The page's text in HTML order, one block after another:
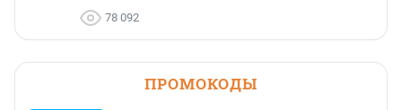
78 092
ПРОМОКОДЫ